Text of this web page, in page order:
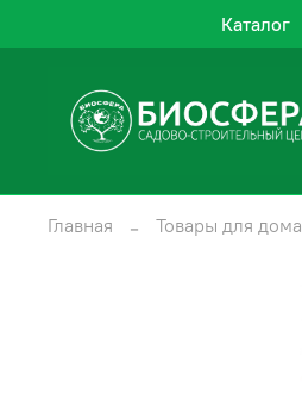
Каталог
Главная Товары для дома